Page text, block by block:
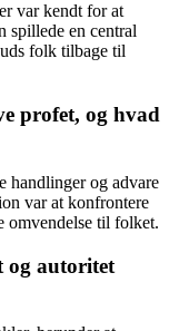
var kendt for at
spillede en central
folk tilbage til
profet, og hvad
handlinger og advare
var at konfrontere
omvendelse til folket.
og autoritet